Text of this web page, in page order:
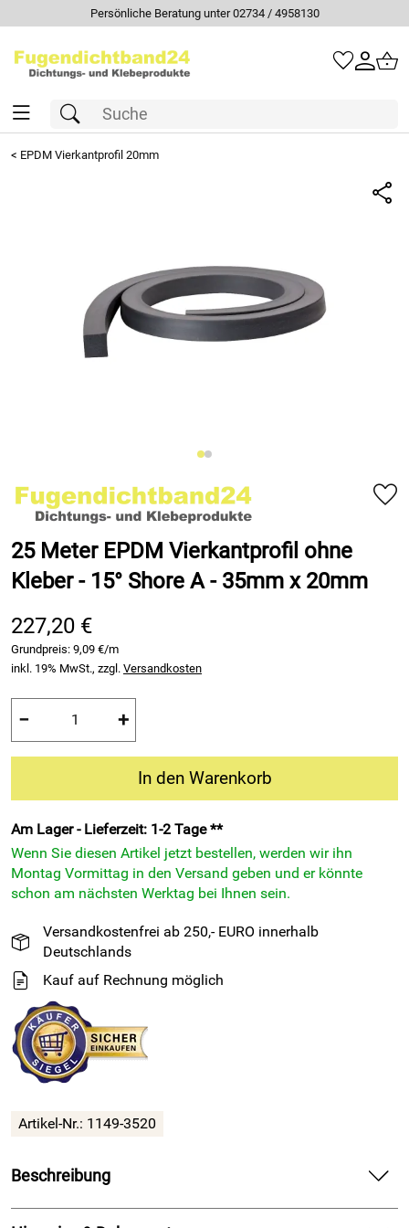
Persönliche Beratung unter 02734 / 4958130
< EPDM Vierkantprofil 20mm
25 Meter EPDM Vierkantprofil ohne
Kleber - 15° Shore A - 35mm x 20mm
227,20 €
Grundpreis: 9,09 €/m
inkl. 19% MwSt., zzgl. Versandkosten
− +
In den Warenkorb
Am Lager - Lieferzeit: 1-2 Tage **
Wenn Sie diesen Artikel jetzt bestellen, werden wir ihn
Montag Vormittag in den Versand geben und er könnte
schon am nächsten Werktag bei Ihnen sein.
Versandkostenfrei ab 250,- EURO innerhalb
Deutschlands
Kauf auf Rechnung möglich
Artikel-Nr.: 1149-3520
Beschreibung
25 Meter EPDM Vierkantprofil ohne Kleber - 15° Shore A -